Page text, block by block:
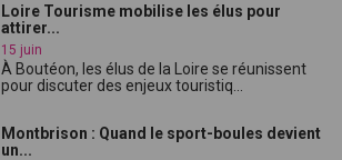
Loire Tourisme mobilise les élus pour
attirer...
15 juin
À Boutéon, les élus de la Loire se réunissent
pour discuter des enjeux touristiq...
Montbrison : Quand le sport-boules devient
un...